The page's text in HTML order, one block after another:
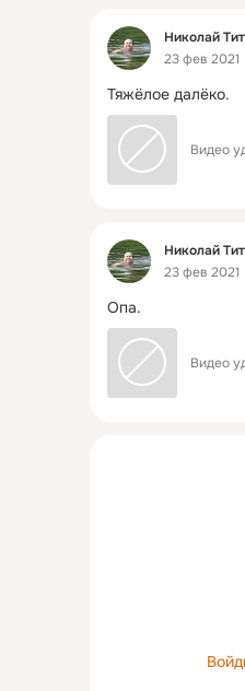
Фид
Николай
23 фев 2021
Тяжёлое далёко.
Видео
Фид
Николай
23 фев 2021
Опа.
Видео